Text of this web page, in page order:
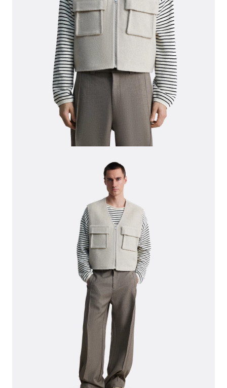
СВИТЕРА И КАРДИГАНЫ
СМОТРЕТЬ ВСЕ